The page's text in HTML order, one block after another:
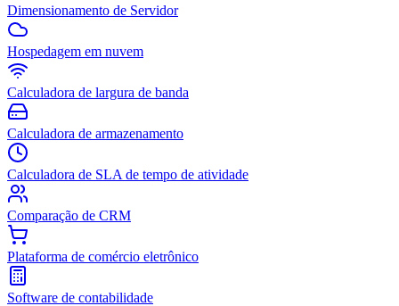
Dimensionamento de Servidor
Hospedagem em nuvem
Calculadora de largura de banda
Calculadora de armazenamento
Calculadora de SLA de tempo de atividade
Comparação de CRM
Plataforma de comércio eletrônico
Software de contabilidade